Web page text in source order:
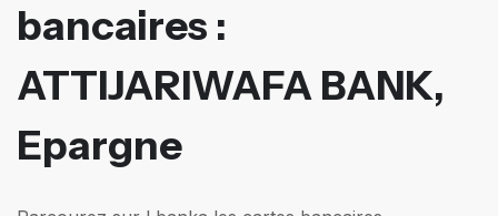
bancaires :
ATTIJARIWAFA BANK,
Epargne